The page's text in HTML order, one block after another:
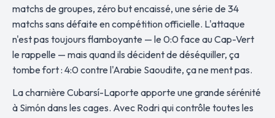
matchs de groupes, zéro but encaissé, une série de 34
matchs sans défaite en compétition officielle. L'attaque
n'est pas toujours flamboyante — le 0:0 face au Cap-Vert
le rappelle — mais quand ils décident de déséquiller, ça
tombe fort : 4:0 contre l'Arabie Saoudite, ça ne ment pas.
La charnière Cubarsí-Laporte apporte une grande sérénité
à Simón dans les cages. Avec Rodri qui contrôle toutes les